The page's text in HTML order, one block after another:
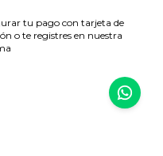
tu pago con tarjeta de
o te registres en nuestra